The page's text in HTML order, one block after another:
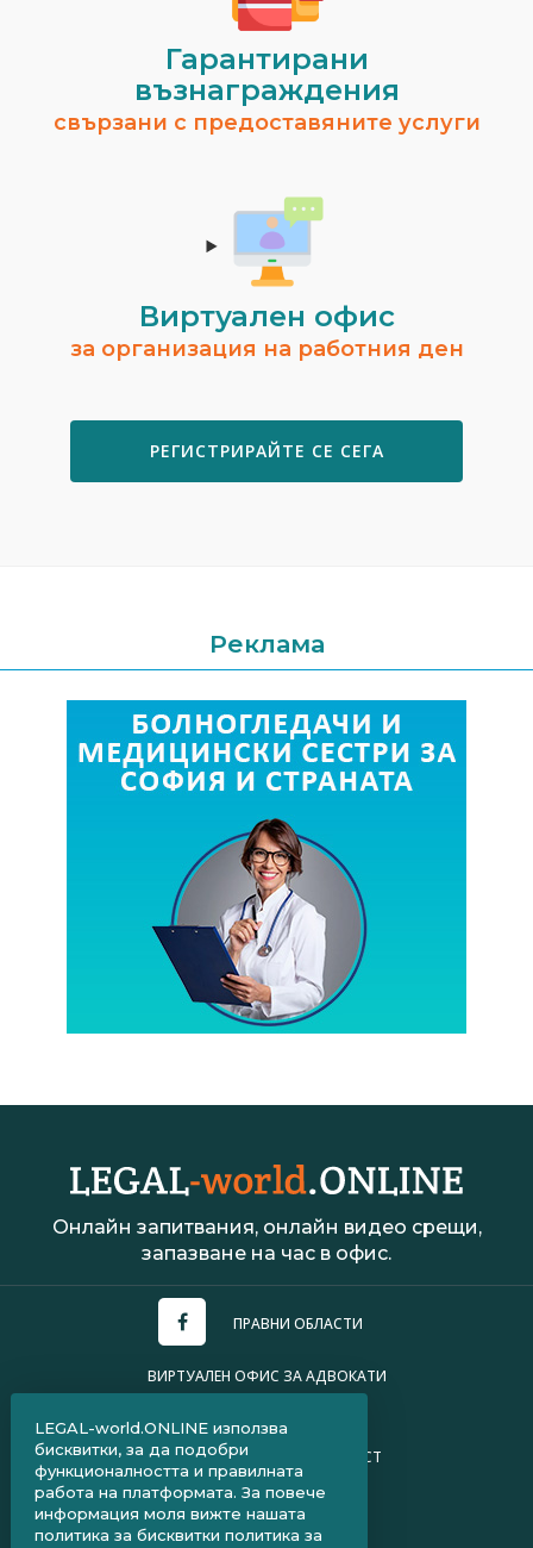
Гарантирани
възнаграждения
свързани с предоставяните услуги
Виртуален офис
за организация на работния ден
РЕГИСТРИРАЙТЕ СЕ СЕГА
Реклама
Онлайн запитвания, онлайн видео срещи,
запазване на час в офис.
ПРАВНИ ОБЛАСТИ
ВИРТУАЛЕН ОФИС ЗА АДВОКАТИ
ПОЛИТИКА ЗА ПОВЕРИТЕЛНОСТ
ЧЗВ ЗА КЛИЕНТИ
ЧЗВ ЗА АДВОКАТИ
LEGAL-world.ONLINE използва
бисквитки, за да подобри
функционалността и правилната
работа на платформата. За повече
информация моля вижте нашата
политика за бисквитки политика за